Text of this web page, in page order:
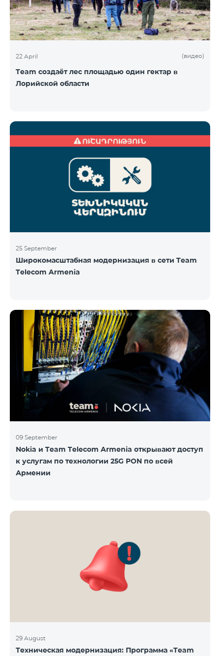
22 April (видео)
Team создаёт лес площадью один гектар в
Лорийской области
25 September
Широкомасштабная модернизация в сети Team
Telecom Armenia
09 September
Nokia и Team Telecom Armenia открывают доступ
к услугам по технологии 25G PON по всей
Армении
29 August
Техническая модернизация: Программа «Team